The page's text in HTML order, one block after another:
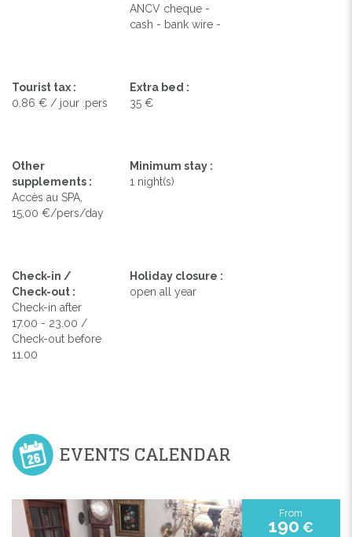
ANCV cheque -
cash - bank wire -
Tourist tax :
0.86 € / jour .pers
Extra bed :
35 €
Other
supplements :
Accès au SPA,
15,00 €/pers/day
Minimum stay :
1 night(s)
Check-in /
Check-out :
Check-in after
17.00 - 23.00 /
Check-out before
11.00
Holiday closure :
open all year
EVENTS CALENDAR
From
190 €